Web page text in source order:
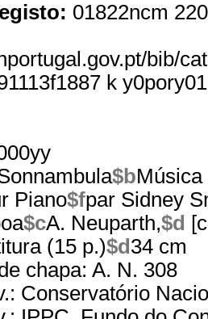
01822ncm
bib/
k
$b
Piano$fpar Sidney
$cA. Neuparth,$d
(15 p.)$d 34 cm
chapa: A. N. 308
Conservatório